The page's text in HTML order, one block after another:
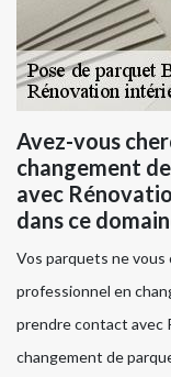
Avez-vous
changement
avec
dans ce
Vos parquets ne
professionnel en
prendre contact avec
changement de